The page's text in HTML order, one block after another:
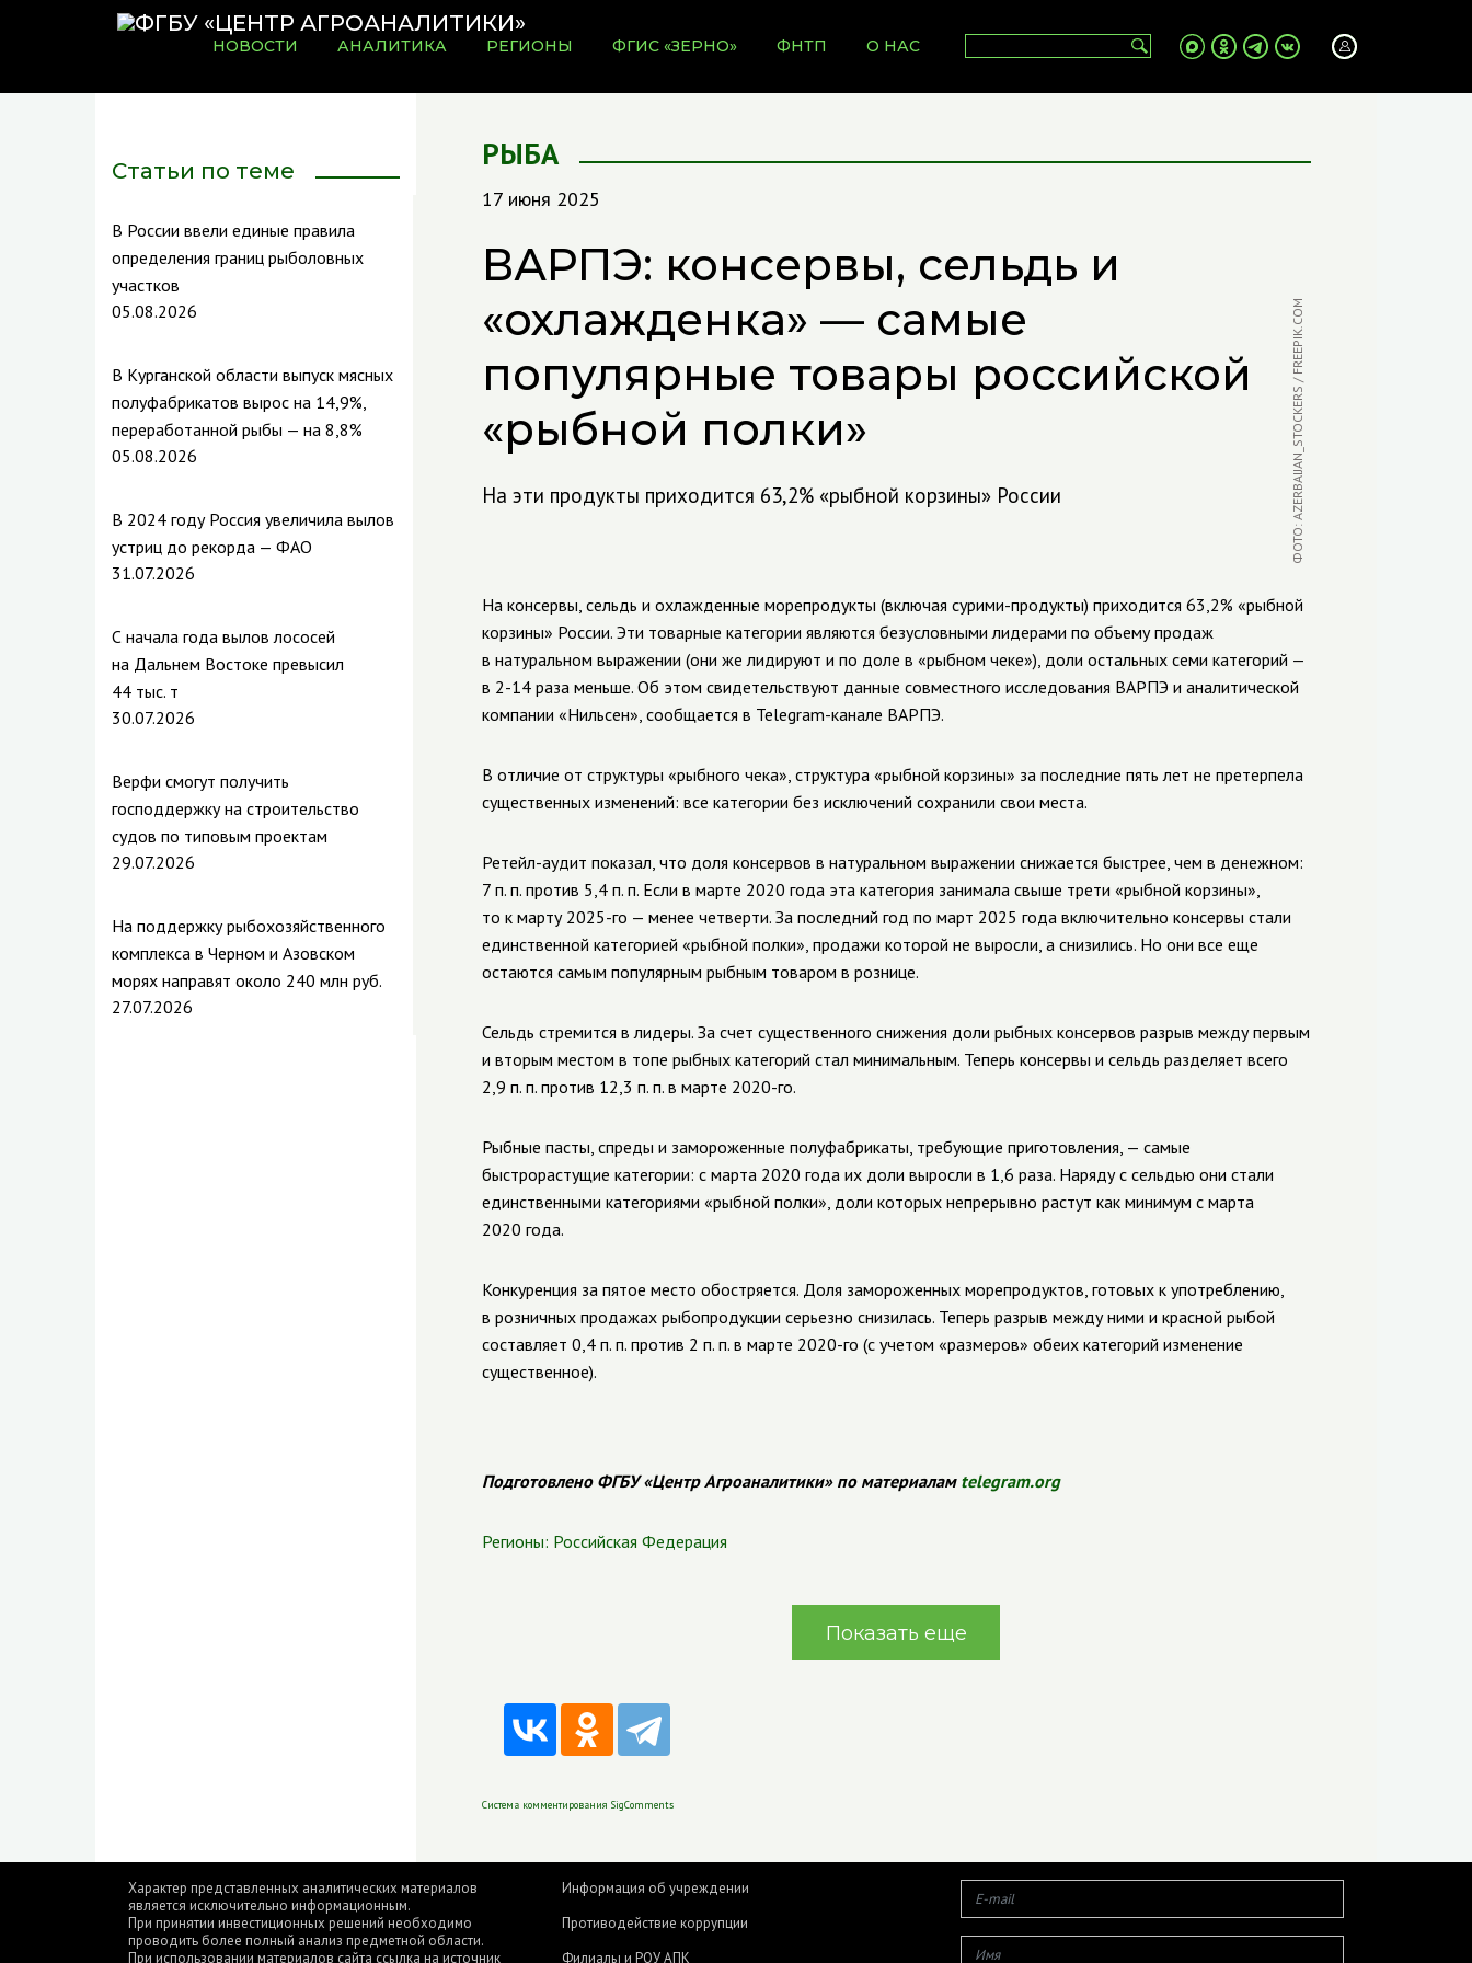
НОВОСТИ АНАЛИТИКА РЕГИОНЫ ФГИС «ЗЕРНО» ФНТП О НАС
Статьи по теме
В России ввели единые правила
определения границ рыболовных
участков
05.08.2026
В Курганской области выпуск мясных
полуфабрикатов вырос на 14,9%,
переработанной рыбы — на 8,8%
05.08.2026
В 2024 году Россия увеличила вылов
устриц до рекорда — ФАО
31.07.2026
С начала года вылов лососей
на Дальнем Востоке превысил
44 тыс. т
30.07.2026
Верфи смогут получить
господдержку на строительство
судов по типовым проектам
29.07.2026
На поддержку рыбохозяйственного
комплекса в Черном и Азовском
морях направят около 240 млн руб.
27.07.2026
РЫБА
17 июня 2025
ВАРПЭ: консервы, сельдь и
«охлажденка» — самые
популярные товары российской
«рыбной полки»
На эти продукты приходится 63,2% «рыбной корзины» России ФОТО: AZERBAIJAN_STOCKERS / FREEPIK.COM
На консервы, сельдь и охлажденные морепродукты (включая сурими-продукты) приходится 63,2% «рыбной
корзины» России. Эти товарные категории являются безусловными лидерами по объему продаж
в натуральном выражении (они же лидируют и по доле в «рыбном чеке»), доли остальных семи категорий —
в 2-14 раза меньше. Об этом свидетельствуют данные совместного исследования ВАРПЭ и аналитической
компании «Нильсен», сообщается в Telegram-канале ВАРПЭ.
В отличие от структуры «рыбного чека», структура «рыбной корзины» за последние пять лет не претерпела
существенных изменений: все категории без исключений сохранили свои места.
Ретейл-аудит показал, что доля консервов в натуральном выражении снижается быстрее, чем в денежном:
7 п. п. против 5,4 п. п. Если в марте 2020 года эта категория занимала свыше трети «рыбной корзины»,
то к марту 2025-го — менее четверти. За последний год по март 2025 года включительно консервы стали
единственной категорией «рыбной полки», продажи которой не выросли, а снизились. Но они все еще
остаются самым популярным рыбным товаром в рознице.
Сельдь стремится в лидеры. За счет существенного снижения доли рыбных консервов разрыв между первым
и вторым местом в топе рыбных категорий стал минимальным. Теперь консервы и сельдь разделяет всего
2,9 п. п. против 12,3 п. п. в марте 2020-го.
Рыбные пасты, спреды и замороженные полуфабрикаты, требующие приготовления, — самые
быстрорастущие категории: с марта 2020 года их доли выросли в 1,6 раза. Наряду с сельдью они стали
единственными категориями «рыбной полки», доли которых непрерывно растут как минимум с марта
2020 года.
Конкуренция за пятое место обостряется. Доля замороженных морепродуктов, готовых к употреблению,
в розничных продажах рыбопродукции серьезно снизилась. Теперь разрыв между ними и красной рыбой
составляет 0,4 п. п. против 2 п. п. в марте 2020-го (с учетом «размеров» обеих категорий изменение
существенное).
Подготовлено ФГБУ «Центр Агроаналитики» по материалам telegram.org
Регионы: Российская Федерация
Показать еще
Система комментирования SigComments
Характер представленных аналитических материалов
является исключительно информационным.
При принятии инвестиционных решений необходимо
проводить более полный анализ предметной области.
При использовании материалов сайта ссылка на источник
Информация об учреждении
Противодействие коррупции
Филиалы и РОУ АПК